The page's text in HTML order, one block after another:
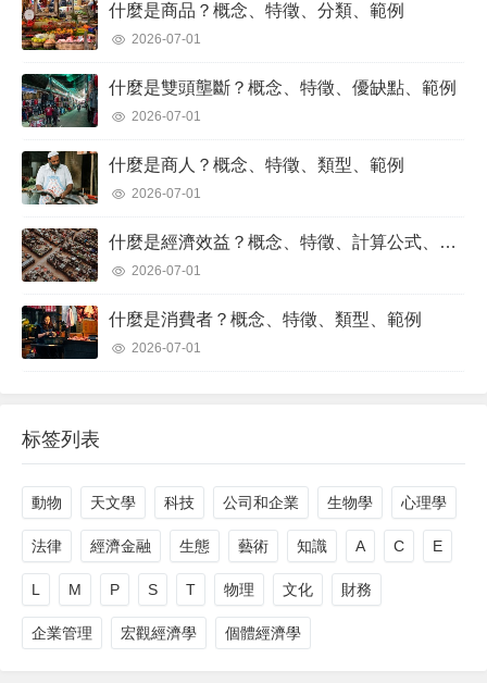
什麼是商品？概念、特徵、分類、範例
2026-07-01
什麼是雙頭壟斷？概念、特徵、優缺點、範例
2026-07-01
什麼是商人？概念、特徵、類型、範例
2026-07-01
什麼是經濟效益？概念、特徵、計算公式、範例
2026-07-01
什麼是消費者？概念、特徵、類型、範例
2026-07-01
标签列表
動物 天文學 科技 公司和企業 生物學 心理學
法律 經濟金融 生態 藝術 知識 A C E
L M P S T 物理 文化 財務
企業管理 宏觀經濟學 個體經濟學